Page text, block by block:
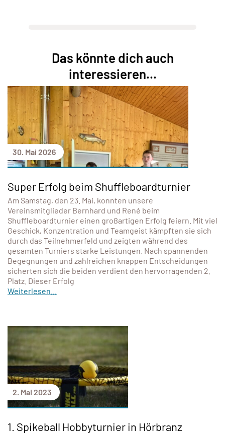
Das könnte dich auch
interessieren...
30. Mai 2026
Super Erfolg beim Shuffleboardturnier
Am Samstag, den 23. Mai, konnten unsere
Vereinsmitglieder Bernhard und René beim
Shuffleboardturnier einen großartigen Erfolg feiern. Mit viel
Geschick, Konzentration und Teamgeist kämpften sie sich
durch das Teilnehmerfeld und zeigten während des
gesamten Turniers starke Leistungen. Nach spannenden
Begegnungen und zahlreichen knappen Entscheidungen
sicherten sich die beiden verdient den hervorragenden 2.
Platz. Dieser Erfolg
Weiterlesen...
2. Mai 2023
1. Spikeball Hobbyturnier in Hörbranz